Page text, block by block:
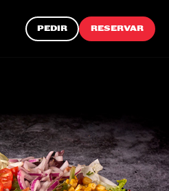
PEDIR RESERVAR